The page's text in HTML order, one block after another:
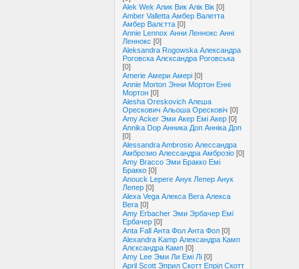
Alek Wek Алик Вик Алік Вік [0]
Amber Valletta Амбер Валетта
Амбер Валєтта [0]
Annie Lennox Анни Леннокс Анні
Леннокс [0]
Aleksandra Rogowska Александра
Роговска Алєксандра Роговська
[0]
Amerie Амери Амері [0]
Annie Morton Энни Мортон Енні
Мортон [0]
Alesha Oreskovich Алеша
Орескович Альоша Оресковіч [0]
Amy Acker Эми Акер Емі Акер [0]
Annika Dop Анника Доп Анніка Доп
[0]
Alessandra Ambrosio Алессандра
Амброзио Алессандра Амброзіо [0]
Amy Bracco Эми Бракко Емі
Бракко [0]
Anouck Lepere Анук Лепер Анук
Лепер [0]
Alexа Vega Алекса Вега Алекса
Вега [0]
Amy Erbacher Эми Эрбачер Емі
Ербачер [0]
Anta Fall Анта Фол Анта Фол [0]
Alexandra Kamp Александра Камп
Алєксандра Камп [0]
Amy Lee Эми Ли Емі Лі [0]
April Scott Эприл Скотт Епріл Скотт